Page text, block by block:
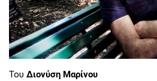
Του Διονύση Μαρίνου